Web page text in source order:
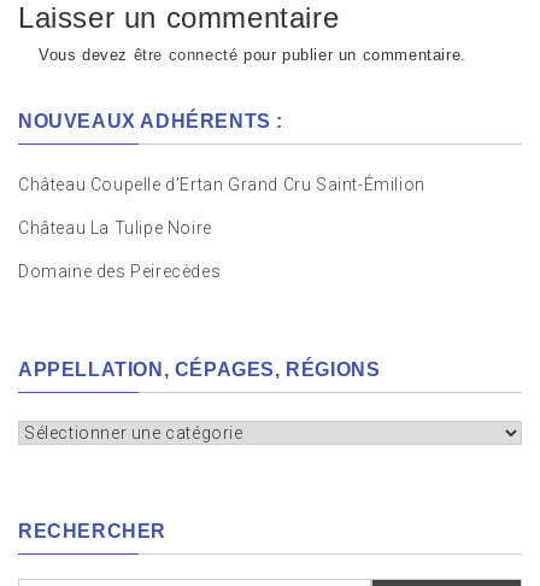
Laisser un commentaire
Vous devez être connecté pour publier un commentaire.
NOUVEAUX ADHÉRENTS :
Château Coupelle d’Ertan Grand Cru Saint-Émilion
Château La Tulipe Noire
Domaine des Peirecèdes
APPELLATION, CÉPAGES, RÉGIONS
Appellation,
RECHERCHER